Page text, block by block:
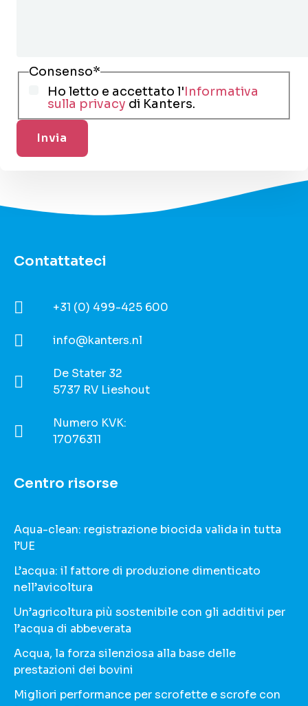
Consenso*
Ho letto e accettato l'Informativa
sulla privacy di Kanters.
Contattateci
+31 (0) 499-425 600
info@kanters.nl
De Stater 32
5737 RV Lieshout
Numero KVK:
17076311
Centro risorse
Aqua-clean: registrazione biocida valida in tutta
l’UE
L’acqua: il fattore di produzione dimenticato
nell’avicoltura
Un’agricoltura più sostenibile con gli additivi per
l’acqua di abbeverata
Acqua, la forza silenziosa alla base delle
prestazioni dei bovini
Migliori performance per scrofette e scrofe con